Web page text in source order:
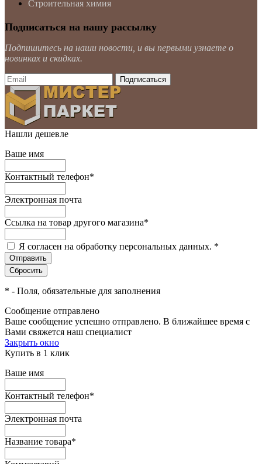
Строительная химия
Подписаться на нашу рассылку
Подпишитесь на наши новости, и вы первыми узнаете о
новинках и скидках.
Нашли дешевле
Ваше имя
Контактный телефон*
Электронная почта
Ссылка на товар другого магазина*
Я согласен на обработку персональных данных. *
* - Поля, обязательные для заполнения
Сообщение отправлено
Ваше сообщение успешно отправлено. В ближайшее время с
Вами свяжется наш специалист
Закрыть окно
Купить в 1 клик
Ваше имя
Контактный телефон*
Электронная почта
Название товара*